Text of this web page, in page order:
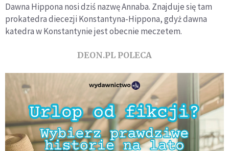
Dawna Hippona nosi dziś nazwę Annaba. Znajduje się tam
prokatedra diecezji Konstantyna-Hippona, gdyż dawna
katedra w Konstantynie jest obecnie meczetem.
DEON.PL POLECA